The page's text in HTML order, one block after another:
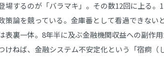
するのが「バラマキ」。その数12回に上る。
策論を競っている。金庫番として看過できな
表裏一体。8年半に及ぶ金融機関収益への副作
ねば、金融システム不安定化という「宿痾（